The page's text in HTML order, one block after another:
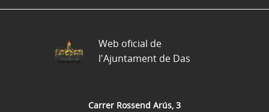
Carrer Rossend Arús, 3
Web oficial de
l'Ajuntament de Das